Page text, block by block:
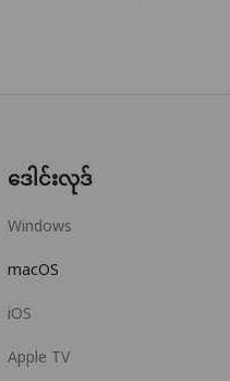
ဒေါင်းလုဒ်
Windows
macOS
iOS
Apple TV